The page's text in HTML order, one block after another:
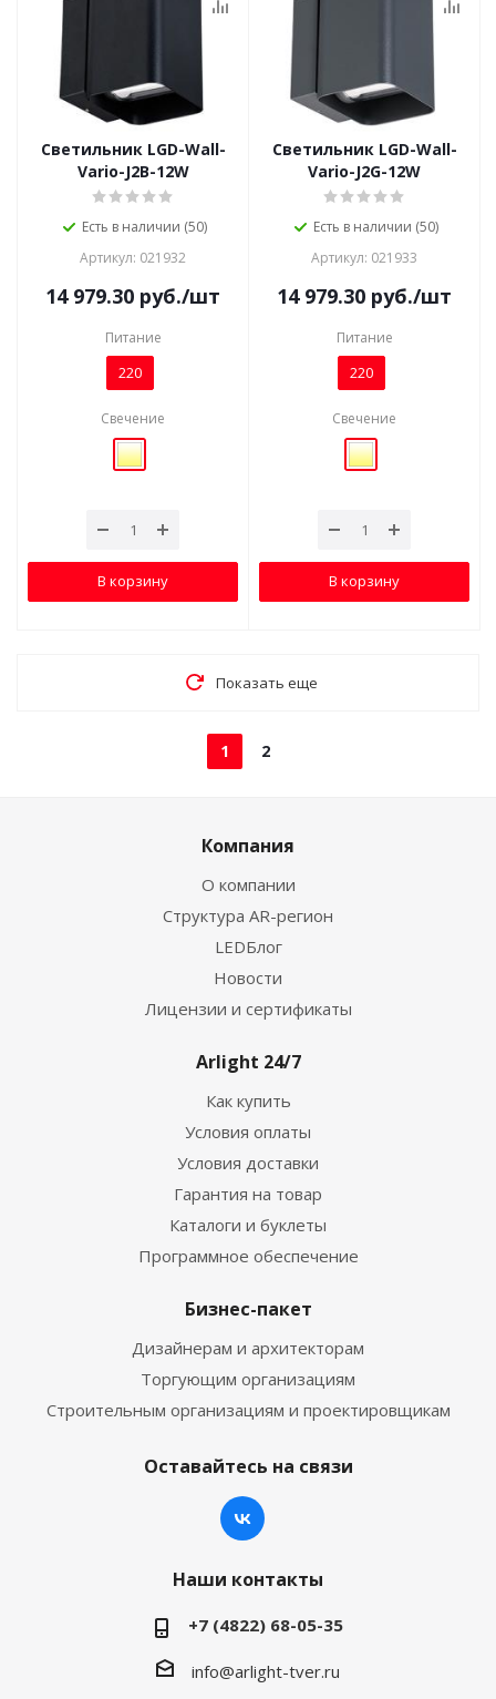
Светильник LGD-Wall-
Vario-J2B-12W
Есть в наличии (50)
Артикул: 021932
14 979.30 руб./шт
Питание
220
Свечение
В корзину
Светильник LGD-Wall-
Vario-J2G-12W
Есть в наличии (50)
Артикул: 021933
14 979.30 руб./шт
Питание
220
Свечение
В корзину
Показать еще
1 2
Компания
О компании
Структура AR-регион
LEDБлог
Новости
Лицензии и сертификаты
Arlight 24/7
Как купить
Условия оплаты
Условия доставки
Гарантия на товар
Каталоги и буклеты
Программное обеспечение
Бизнес-пакет
Дизайнерам и архитекторам
Торгующим организациям
Строительным организациям и проектировщикам
Оставайтесь на связи
Наши контакты
+7 (4822) 68-05-35
info@arlight-tver.ru